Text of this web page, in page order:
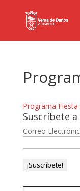
Programa
Suscríbete
Correo